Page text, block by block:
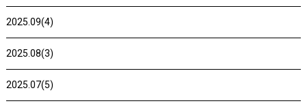
2025.09(4)
2025.08(3)
2025.07(5)